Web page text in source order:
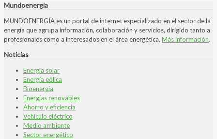
Mundoenergia
MUNDOENERGÍA es un portal de internet especializado en el sector de la
energía que agrupa información, colaboración y servicios, dirigido tanto a
profesionales como a interesados en el área energética. Más información.
Noticias
Energía solar
Energía eólica
Bioenergía
Energías renovables
Ahorro y eficiencia
Vehículo eléctrico
Medio ambiente
Sector energético